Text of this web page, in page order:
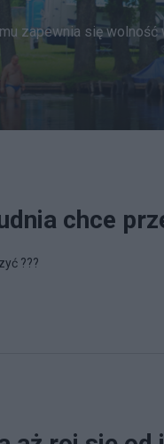
zapewnia się
chce
???